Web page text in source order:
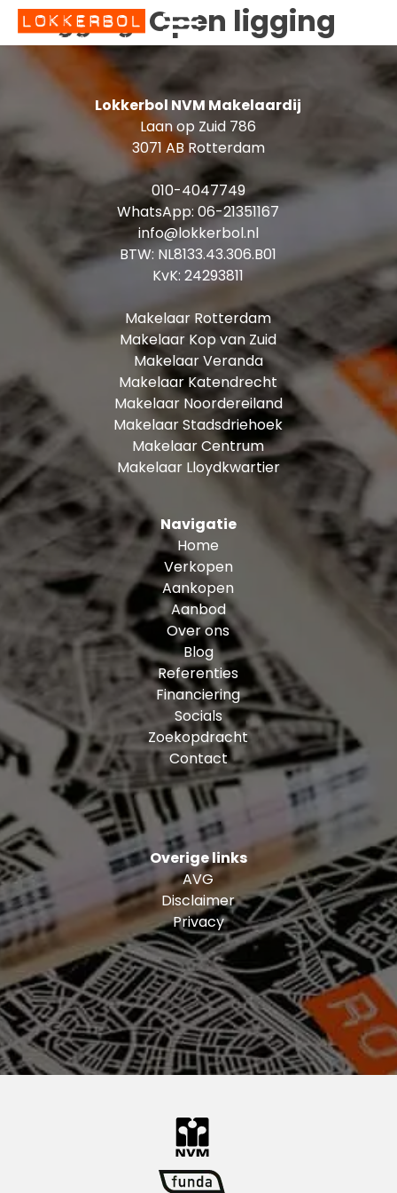
Ligging: Open ligging
Lokkerbol NVM Makelaardij
Laan op Zuid 786
3071 AB Rotterdam
010-4047749
WhatsApp:06-21351167
info@lokkerbol.nl
BTW: NL8133.43.306.B01
KvK: 24293811
Makelaar Rotterdam
Makelaar Kop van Zuid
Makelaar Veranda
Makelaar Katendrecht
Makelaar Noordereiland
Makelaar Stadsdriehoek
Makelaar Centrum
Makelaar Lloydkwartier
Navigatie
Home
Verkopen
Aankopen
Aanbod
Over ons
Blog
Referenties
Financiering
Socials
Zoekopdracht
Contact
Overige links
AVG
Disclaimer
Privacy